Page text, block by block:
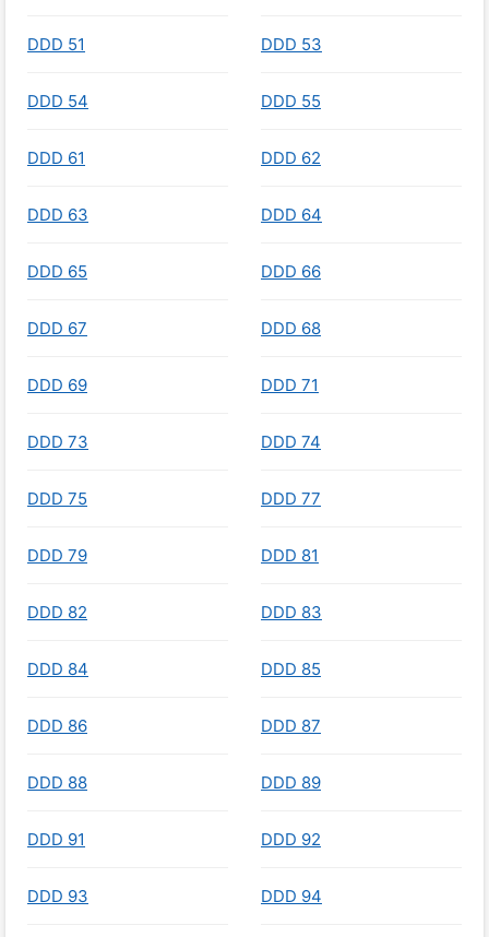
DDD 51 DDD 53
DDD 54 DDD 55
DDD 61 DDD 62
DDD 63 DDD 64
DDD 65 DDD 66
DDD 67 DDD 68
DDD 69 DDD 71
DDD 73 DDD 74
DDD 75 DDD 77
DDD 79 DDD 81
DDD 82 DDD 83
DDD 84 DDD 85
DDD 86 DDD 87
DDD 88 DDD 89
DDD 91 DDD 92
DDD 93 DDD 94